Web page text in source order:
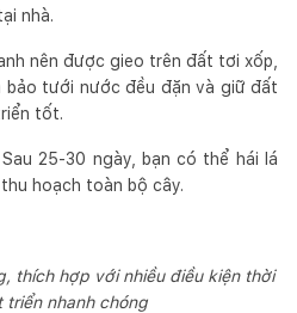
nhà.
nên được gieo trên đất tơi xốp,
bảo tưới nước đều đặn và giữ đất
tốt.
25-30 ngày, bạn có thể hái lá
hoạch toàn bộ cây.
thích hợp với nhiều điều kiện thời
triển nhanh chóng